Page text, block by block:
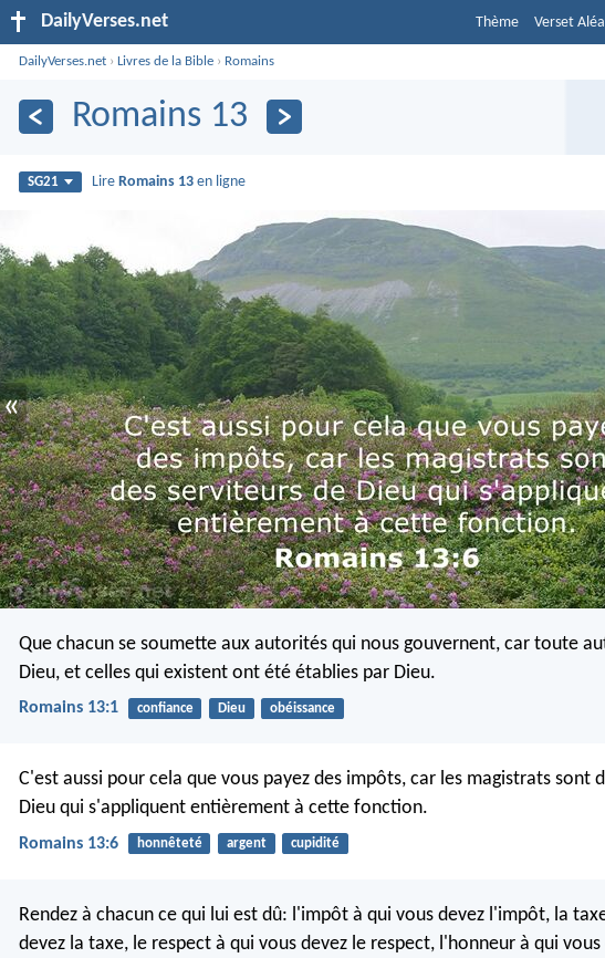
DailyVerses.net Thème Verset
DailyVerses.net ›Livres de la Bible › Romains
Romains 13
SG21 Lire Romains 13 en ligne
«
Que chacun se soumette aux autorités qui nous gouvernent, car toute
Dieu, et celles qui existent ont été établies par Dieu.
Romains 13:1 confiance Dieu obéissance
C'est aussi pour cela que vous payez des impôts, car les magistrats sont
Dieu qui s'appliquent entièrement à cette fonction.
Romains 13:6 honnêteté argent cupidité
Rendez à chacun ce qui lui est dû: l'impôt à qui vous devez l'impôt, la
devez la taxe, le respect à qui vous devez le respect, l'honneur à qui